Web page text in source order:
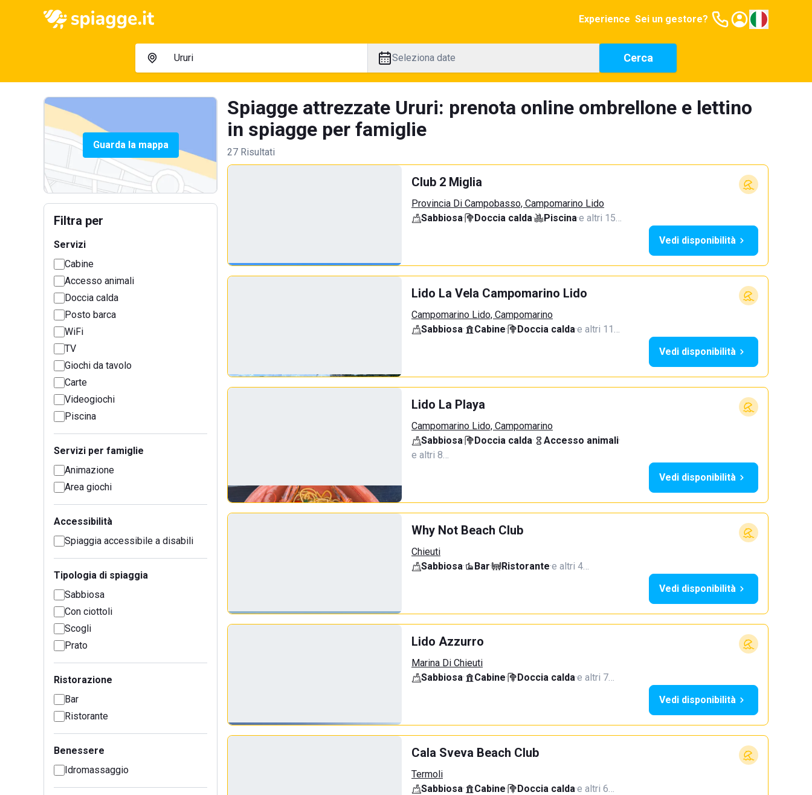
Experience Sei un gestore?
Seleziona date Cerca
Guarda la mappa
Filtra per
Servizi
Cabine
Accesso animali
Doccia calda
Posto barca
WiFi
TV
Giochi da tavolo
Carte
Videogiochi
Piscina
Servizi per famiglie
Animazione
Area giochi
Accessibilità
Spiaggia accessibile a disabili
Tipologia di spiaggia
Sabbiosa
Con ciottoli
Scogli
Prato
Ristorazione
Bar
Ristorante
Benessere
Idromassaggio
Spiagge attrezzate Ururi: prenota online ombrellone e lettino
in spiagge per famiglie
27 Risultati
Club 2 Miglia
Provincia Di Campobasso, Campomarino Lido
Sabbiosa· Doccia calda· Piscina·e altri 15…
Vedi disponibilità
Lido La Vela Campomarino Lido
Campomarino Lido, Campomarino
Sabbiosa· Cabine· Doccia calda·e altri 11…
Vedi disponibilità
Lido La Playa
Campomarino Lido, Campomarino
Sabbiosa· Doccia calda· Accesso animali·
e altri 8…
Vedi disponibilità
Why Not Beach Club
Chieuti
Sabbiosa· Bar· Ristorante·e altri 4…
Vedi disponibilità
Lido Azzurro
Marina Di Chieuti
Sabbiosa· Cabine· Doccia calda·e altri 7…
Vedi disponibilità
Cala Sveva Beach Club
Termoli
Sabbiosa· Cabine· Doccia calda·e altri 6…